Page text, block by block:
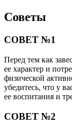
Советы
СОВЕТ №1
Перед тем как
ее характер и
физической
убедитесь, что у
ее воспитания и
СОВЕТ №2